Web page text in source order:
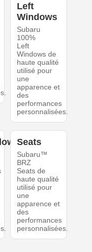
Left
Windows
Subaru
100%
Left
Windows de
haute qualité
utilisé pour
une
apparence et
des
performances
personnalisées.
Seats
Subaru™
BRZ
Seats de
haute qualité
utilisé pour
une
apparence et
des
performances
personnalisées.